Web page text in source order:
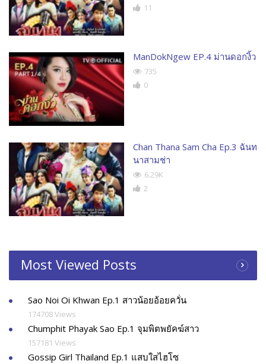
11
ManDokNgew EP.4 ม่านดอกงิ้ว
735
0
Chan Thana Sam Cha Ep.3 ฉันท
นาสามช่า
6.29K
2
Most Viewed Posts
Sao Noi Oi Khwan Ep.1 สาวน้อยอ้อยควั่น
174708 Views
Chumphit Phayak Sao Ep.1 จุมพิตพยัคฆ์สาว
157181 Views
Gossip Girl Thailand Ep.1 แสบใสไฮโซ